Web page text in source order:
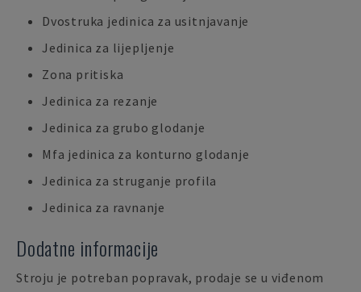
Dvostruka jedinica za usitnjavanje
Jedinica za lijepljenje
Zona pritiska
Jedinica za rezanje
Jedinica za grubo glodanje
Mfa jedinica za konturno glodanje
Jedinica za struganje profila
Jedinica za ravnanje
Dodatne informacije
Stroju je potreban popravak, prodaje se u viđenom